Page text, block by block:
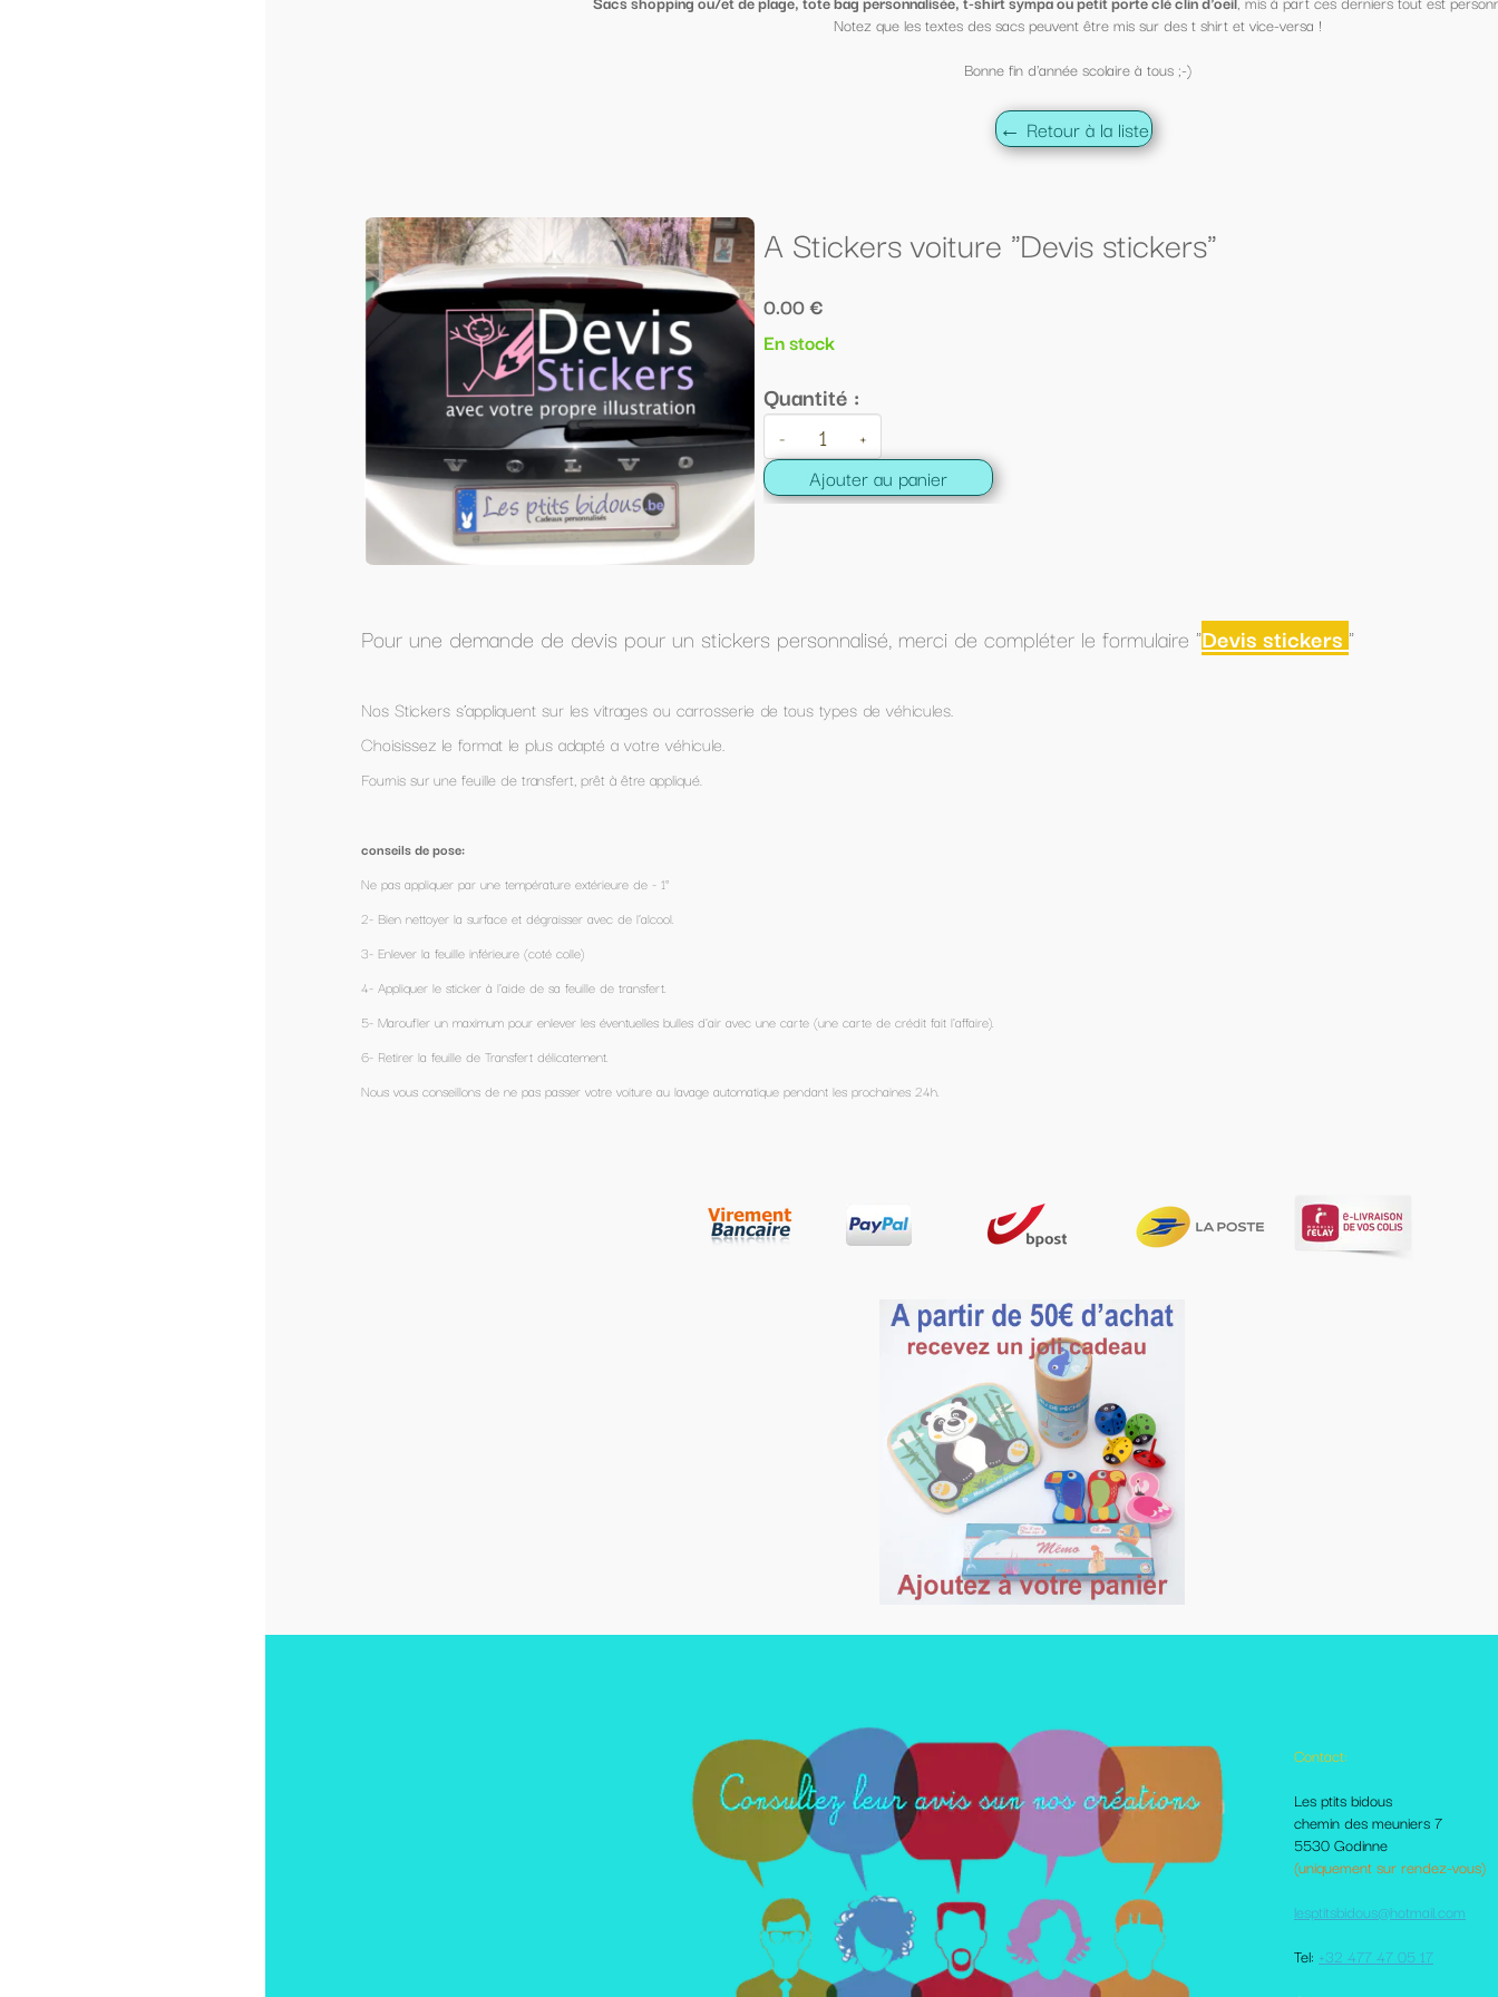
Les ptits bidous
chemin des meuniers 7
5530 Godinne
(uniquement sur rendez-vous)
lesptitsbidous@hotmail.com
Tel:
+32 477 47 05 17
Autres pages disponibles
Foire aux questions
Le Blog
Les livraisons et paiement
Mes amis sur le net
Me contacter
votre comte client
Notez que les textes des sacs peuvent être mis sur des t shirt et vice-versa !
A Stickers voiture "Devis stickers"
0.00 €
En stock
Quantité :
- +
Ajouter au panier
Pour une demande de devis pour un stickers personnalisé, merci de compléter le formulaire "Devis stickers"
Nos Stickers s’appliquent sur les vitrages ou carrosserie de tous types de véhicules.
Choisissez le format le plus adapté a votre véhicule.
Fournis sur une feuille de transfert, prêt à être appliqué.
Ne pas appliquer par une température extérieure de - 1°
2- Bien nettoyer la surface et dégraisser avec de l’alcool.
4- Appliquer le sticker à l'aide de sa feuille de transfert.
5- Maroufler un maximum pour enlever les éventuelles bulles d'air avec une carte (une carte de crédit fait l'affaire).
Nous vous conseillons de ne pas passer votre voiture au lavage automatique pendant les prochaines 24h.